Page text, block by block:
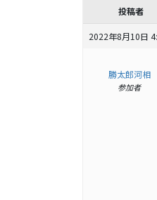
投稿者
2022年8月10日
勝太郎河相
参加者